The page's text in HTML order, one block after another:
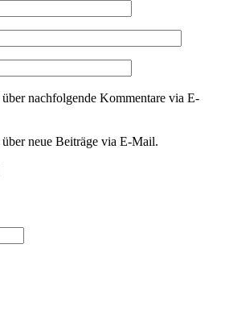
nachfolgende Kommentare via E-
neue Beiträge via E-Mail.